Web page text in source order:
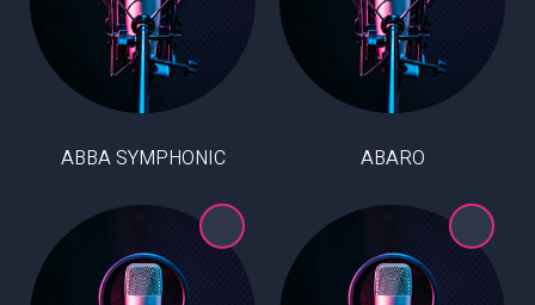
ABARO
ABBA SYMPHONIC